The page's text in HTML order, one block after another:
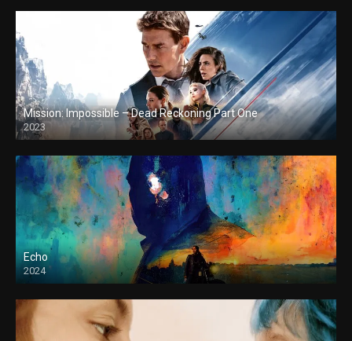
Mission: Impossible – Dead Reckoning Part One
2023
Echo
2024